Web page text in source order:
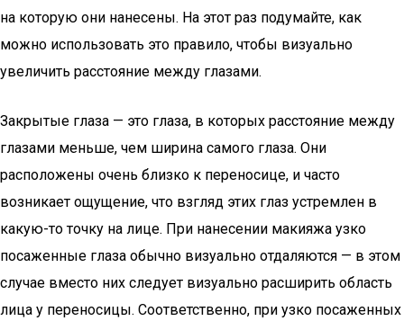
на которую они нанесены. На этот раз подумайте, как
можно использовать это правило, чтобы визуально
увеличить расстояние между глазами.
Закрытые глаза — это глаза, в которых расстояние между
глазами меньше, чем ширина самого глаза. Они
расположены очень близко к переносице, и часто
возникает ощущение, что взгляд этих глаз устремлен в
какую-то точку на лице. При нанесении макияжа узко
посаженные глаза обычно визуально отдаляются — в этом
случае вместо них следует визуально расширить область
лица у переносицы. Соответственно, при узко посаженных